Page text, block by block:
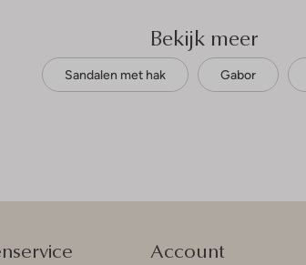
Bekijk meer
Sandalen met hak Gabor
Account